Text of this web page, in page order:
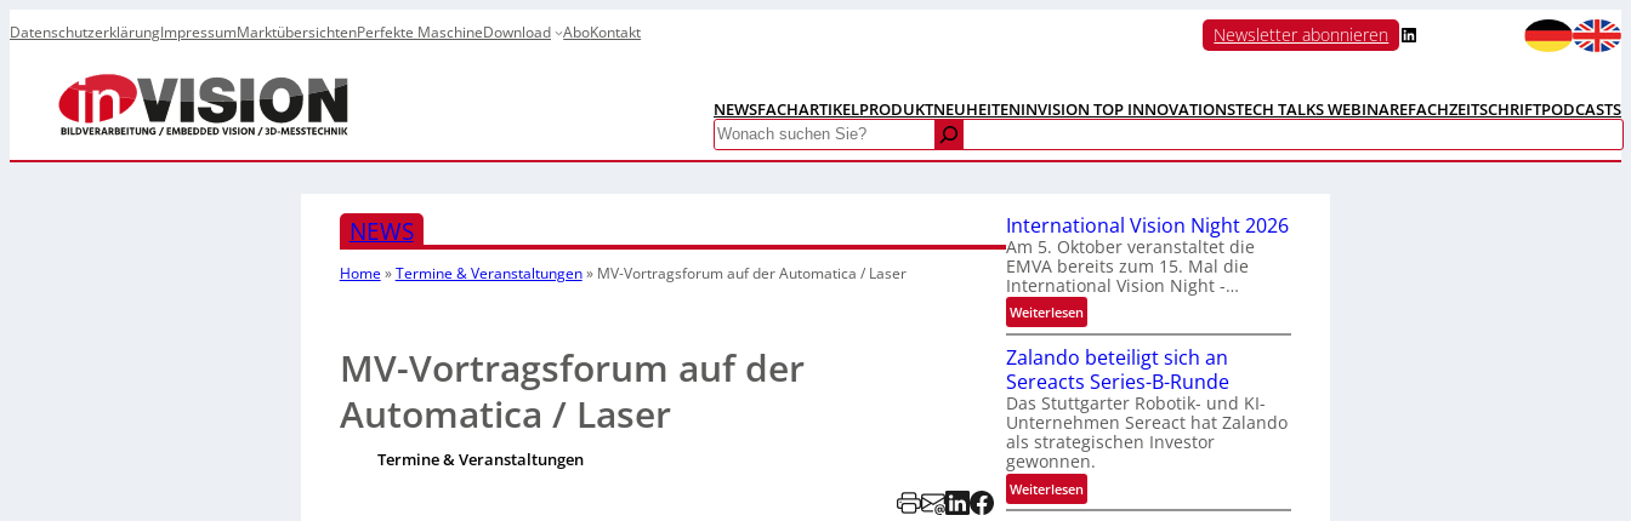
DatenschutzerklärungImpressumMarktübersichtenPerfekte MaschineDownload AboKontakt Newsletter abonnieren LinkedIn
NEWSFACHARTIKELPRODUKTNEUHEITENINVISION TOP INNOVATIONSTECH TALKS WEBINAREFACHZEITSCHRIFTPODCASTS
Search
NEWS
Home»Termine & Veranstaltungen» MV-Vortragsforum auf der Automatica / Laser
MV-Vortragsforum auf der
Automatica / Laser
Termine & Veranstaltungen
International Vision Night 2026
Am 5. Oktober veranstaltet die
EMVA bereits zum 15. Mal die
International Vision Night -…
Weiterlesen:
I
n
t
e
r
n
a
t
Zalando beteiligt sich an
Sereacts Series-B-Runde
Das Stuttgarter Robotik- und KI-
Unternehmen Sereact hat Zalando
als strategischen Investor
gewonnen.
Weiterlesen:
Z